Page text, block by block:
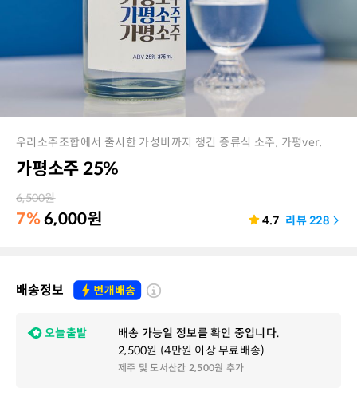
우리소주조합에서 출시한 가성비까지 챙긴 증류식 소주, 가평ver.
가평소주 25%
6,500원
7%6,000원 4.7 리뷰228
배송정보
오늘출발
배송 가능일 정보를 확인 중입니다.
2,500원 (4만원 이상 무료배송)
제주 및 도서산간 2,500원 추가